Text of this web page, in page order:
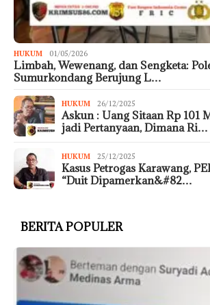
HUKUM 01/05/2026
Limbah, Wewenang, dan Sengketa:
Sumurkondang Berujung L…
HUKUM 26/12/2025
Askun : Uang Sitaan Rp 101
jadi Pertanyaan, Dimana Ri…
HUKUM 25/12/2025
Kasus Petrogas Karawang,
“Duit Dipamerkan&#82…
BERITA POPULER